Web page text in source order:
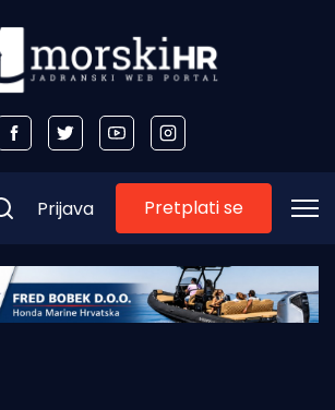
Prijava Pretplati se